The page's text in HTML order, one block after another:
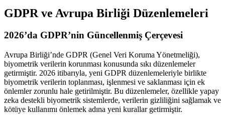
GDPR ve Avrupa Birliği Düzenlemeleri
2026’da GDPR’nin Güncellenmiş Çerçevesi
Avrupa Birliği’nde GDPR (Genel Veri Koruma Yönetmeliği),
biyometrik verilerin korunması konusunda sıkı düzenlemeler
getirmiştir. 2026 itibarıyla, yeni GDPR düzenlemeleriyle birlikte
biyometrik verilerin toplanması, işlenmesi ve saklanması için ek
önlemler zorunlu hale getirilmiştir. Bu düzenlemeler, özellikle yapay
zeka destekli biyometrik sistemlerde, verilerin gizliliğini sağlamak ve
kötüye kullanımı önlemek adına yeni kurallar getirmiştir.